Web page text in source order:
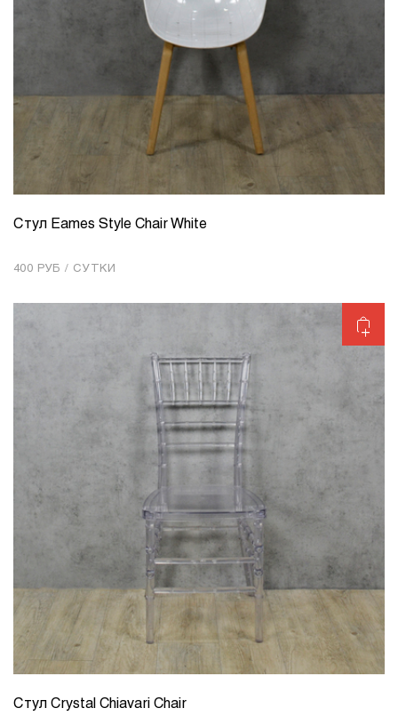
КОЛИЧЕСТВО 1
Стул Eames Style Chair White
400 РУБ / СУТКИ
КОЛИЧЕСТВО 1
Стул Crystal Chiavari Chair